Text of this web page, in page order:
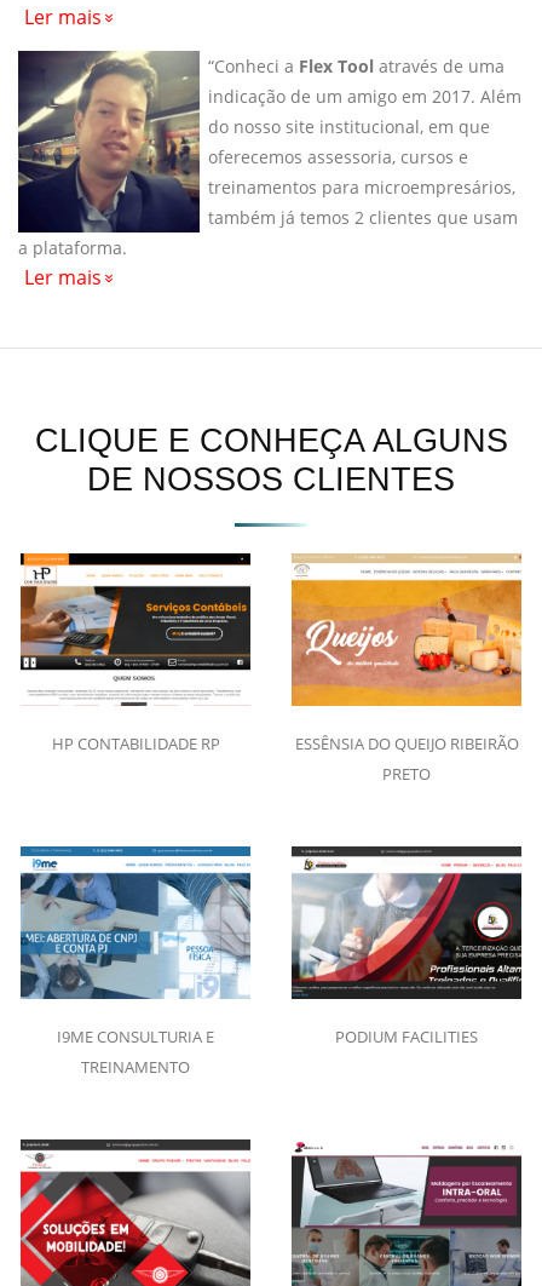
Ler mais
“Conheci a Flex Tool através de uma
indicação de um amigo em 2017. Além
do nosso site institucional, em que
oferecemos assessoria, cursos e
treinamentos para microempresários,
também já temos 2 clientes que usam
a plataforma.
Ler mais
CLIQUE E CONHEÇA ALGUNS
DE NOSSOS CLIENTES
HP CONTABILIDADE RP
ESSÊNSIA DO QUEIJO RIBEIRÃO
PRETO
I9ME CONSULTURIA E
TREINAMENTO
PODIUM FACILITIES